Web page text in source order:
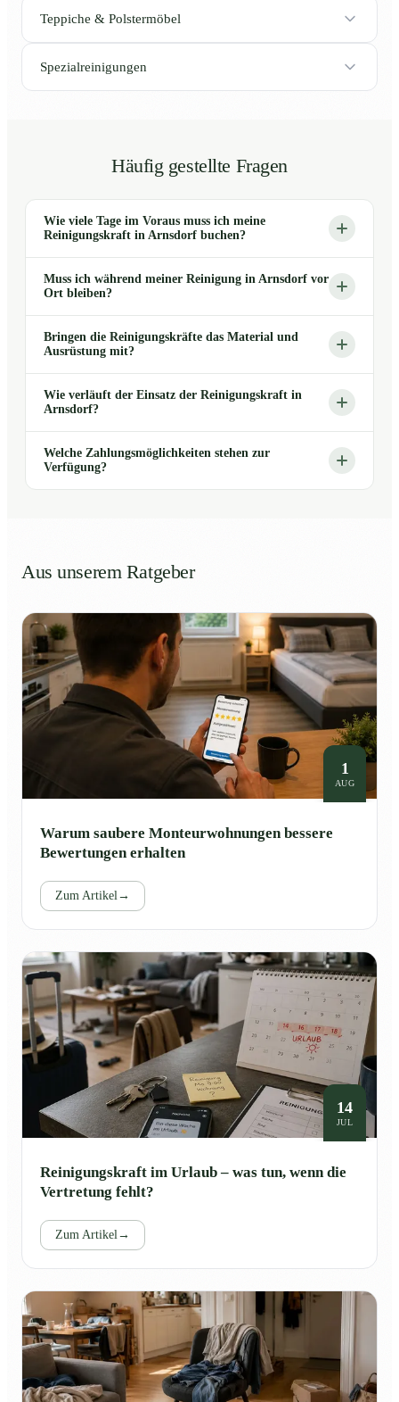
Teppiche & Polstermöbel
Spezialreinigungen
Häufig gestellte Fragen
Wie viele Tage im Voraus muss ich meine
Reinigungskraft in Arnsdorf buchen?
Muss ich während meiner Reinigung in Arnsdorf vor
Ort bleiben?
Bringen die Reinigungskräfte das Material und
Ausrüstung mit?
Wie verläuft der Einsatz der Reinigungskraft in
Arnsdorf?
Welche Zahlungsmöglichkeiten stehen zur
Verfügung?
Aus unserem Ratgeber
1
AUG
Warum saubere Monteurwohnungen bessere
Bewertungen erhalten
Zum Artikel→
14
JUL
Reinigungskraft im Urlaub – was tun, wenn die
Vertretung fehlt?
Zum Artikel→